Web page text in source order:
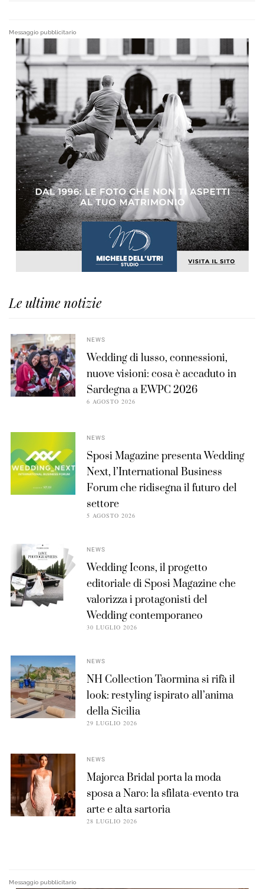
Messaggio pubblicitario
Le ultime notizie
NEWS
Wedding di lusso, connessioni,
nuove visioni: cosa è accaduto in
Sardegna a EWPC 2026
6 AGOSTO 2026
NEWS
Sposi Magazine presenta Wedding
Next, l’International Business
Forum che ridisegna il futuro del
settore
5 AGOSTO 2026
NEWS
Wedding Icons, il progetto
editoriale di Sposi Magazine che
valorizza i protagonisti del
Wedding contemporaneo
30 LUGLIO 2026
NEWS
NH Collection Taormina si rifà il
look: restyling ispirato all’anima
della Sicilia
29 LUGLIO 2026
NEWS
Majorca Bridal porta la moda
sposa a Naro: la sfilata-evento tra
arte e alta sartoria
28 LUGLIO 2026
Messaggio pubblicitario